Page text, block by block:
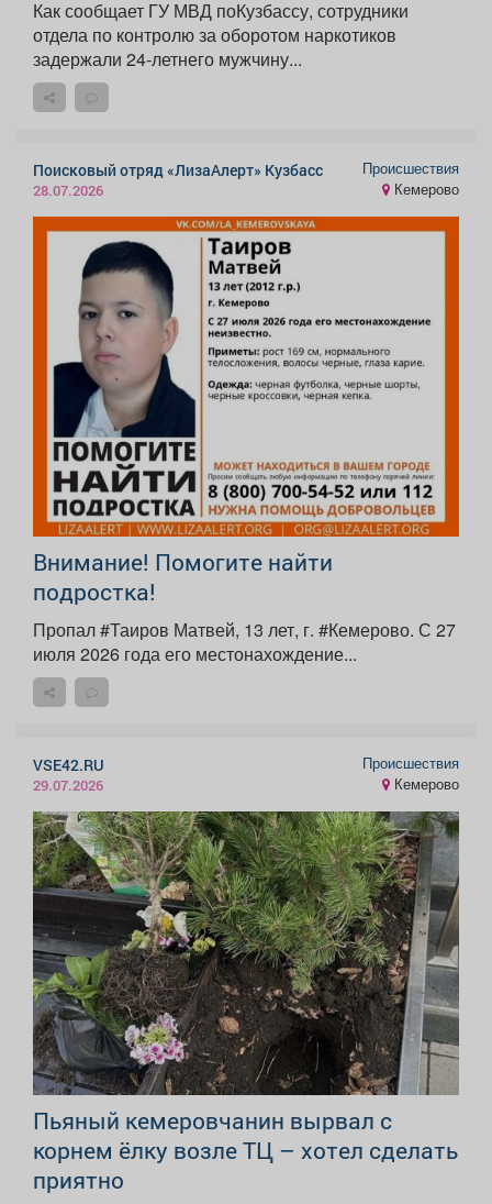
Как сообщает ГУ МВД поКузбассу, сотрудники
отдела по контролю за оборотом наркотиков
задержали 24-летнего мужчину...
Поисковый отряд «ЛизаАлерт» Кузбасс
28.07.2026
Происшествия
Кемерово
Внимание! Помогите найти
подростка!
Пропал #Таиров Матвей, 13 лет, г. #Кемерово. С 27
июля 2026 года его местонахождение...
VSE42.RU
29.07.2026
Происшествия
Кемерово
Пьяный кемеровчанин вырвал с
корнем ёлку возле ТЦ – хотел сделать
приятно